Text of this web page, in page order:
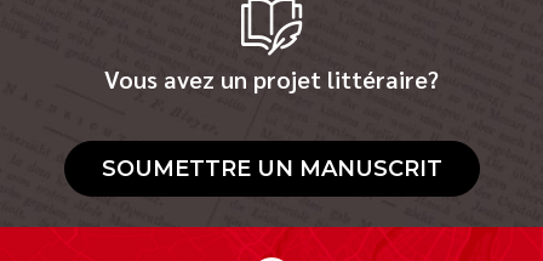
Vous avez un projet littéraire?
SOUMETTRE UN MANUSCRIT